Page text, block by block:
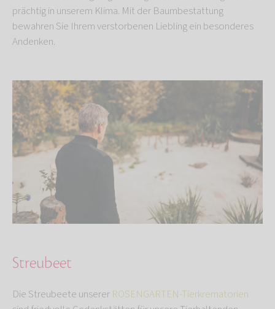
prächtig in unserem Klima. Mit der Baumbestattung
bewahren Sie Ihrem verstorbenen Liebling ein besonderes
Andenken.
Streubeet
Die Streubeete unserer ROSENGARTEN-Tierkrematorien